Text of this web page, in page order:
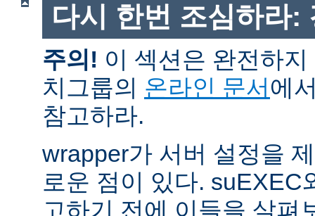
다시 한번 조심하라:
주의! 이 섹션은 완전하
치그룹의 온라인 문서에
참고하라.
wrapper가 서버 설정을
로운 점이 있다. suEXEC
고하기 전에 이들을 살펴